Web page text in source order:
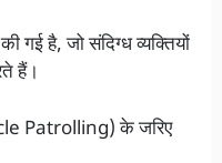
गई है, जो संदिग्ध व्यक्तियों
हैं।
Patrolling) के जरिए